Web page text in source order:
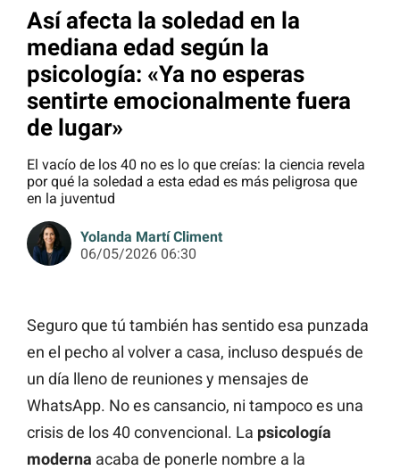
Así afecta la soledad en la
mediana edad según la
psicología: «Ya no esperas
sentirte emocionalmente fuera
de lugar»
El vacío de los 40 no es lo que creías: la ciencia revela
por qué la soledad a esta edad es más peligrosa que
en la juventud
Yolanda Martí Climent
06/05/2026 06:30
Seguro que tú también has sentido esa punzada
en el pecho al volver a casa, incluso después de
un día lleno de reuniones y mensajes de
WhatsApp. No es cansancio, ni tampoco es una
crisis de los 40 convencional. La psicología
moderna acaba de ponerle nombre a la